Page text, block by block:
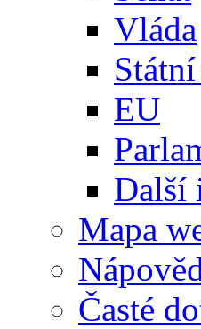
Vláda
EU
Další
Mapa
Časté